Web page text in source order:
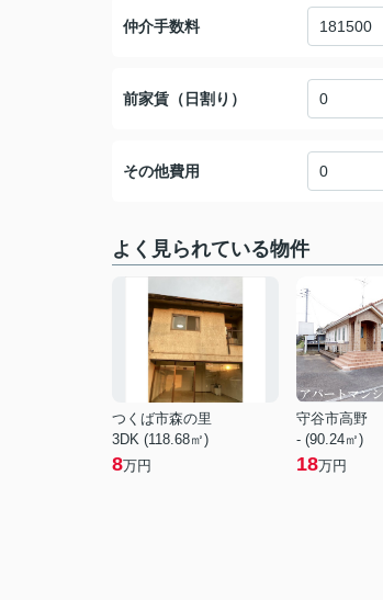
仲介手数料
前家賃（日割り）
その他費用
よく見られている物件
つくば市森の里
3DK (118.68㎡)
8万円
守谷市高野
- (90.24㎡)
18万円